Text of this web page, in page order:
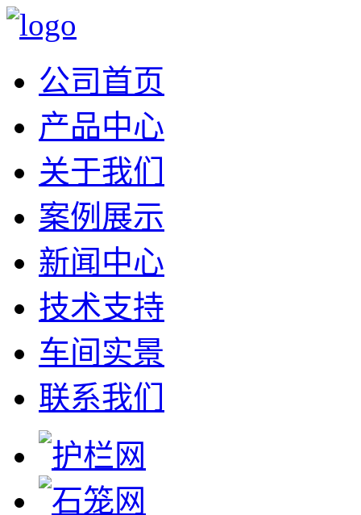
公司首页
产品中心
关于我们
案例展示
新闻中心
技术支持
车间实景
联系我们